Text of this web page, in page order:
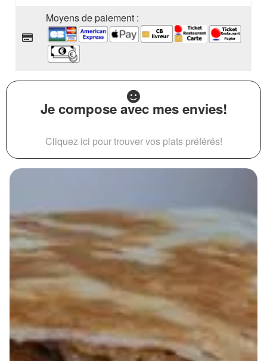
Moyens de paiement :
Je compose avec mes envies!
Cliquez ici pour trouver vos plats préférés!